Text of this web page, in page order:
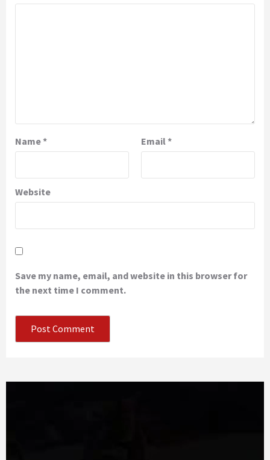
Name* Email *
Website
Save my name, email, and website in this browser for
the next time I comment.